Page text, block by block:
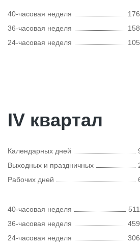
40-часовая неделя
36-часовая неделя
24-часовая неделя
IV квартал
Календарных дней
Выходных и праздничных
Рабочих дней
40-часовая неделя
36-часовая неделя
24-часовая неделя